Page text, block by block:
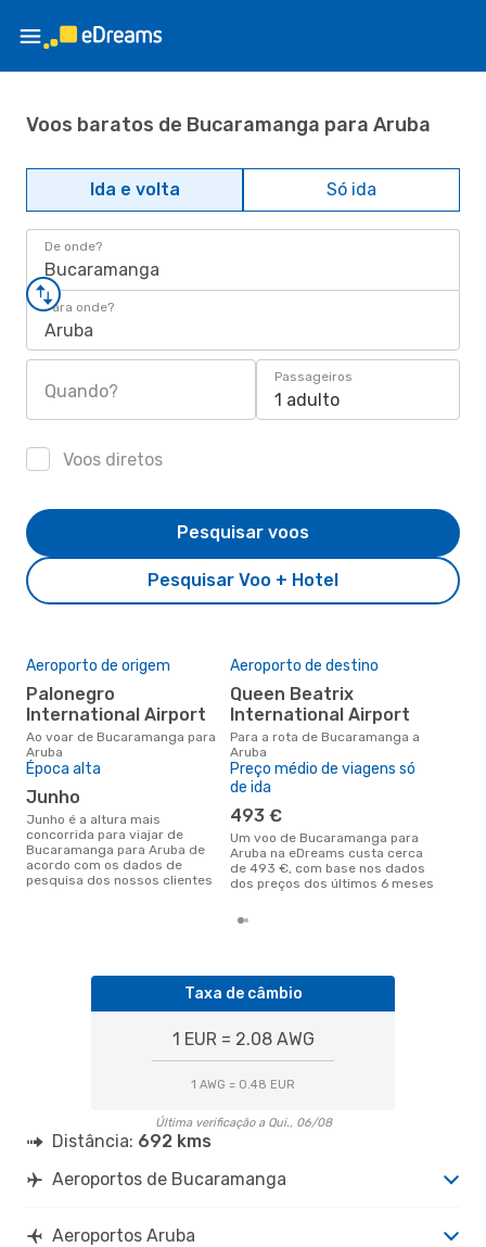
Voos baratos de Bucaramanga para Aruba
Ida e volta Só ida
De onde?
Bucaramanga
Para onde?
Aruba
Quando?
Passageiros
1 adulto
Voos diretos
Pesquisar Voo + Hotel
Pesquisar voos
Aeroporto de origem
Palonegro
International Airport
Ao voar de Bucaramanga para
Aruba
Aeroporto de destino
Queen Beatrix
International Airport
Para a rota de Bucaramanga a
Aruba
Época alta
junho
junho é a altura mais
concorrida para viajar de
Bucaramanga para Aruba de
acordo com os dados de
pesquisa dos nossos clientes
Preço médio de viagens só
de ida
493 €
Um voo de Bucaramanga para
Aruba na eDreams custa cerca
de 493 €, com base nos dados
dos preços dos últimos 6 meses
Taxa de câmbio
1 EUR = 2.08 AWG
1 AWG = 0.48 EUR
Última verificação a Qui., 06/08
Distância: 692 kms
Aeroportos de Bucaramanga
Aeroportos Aruba